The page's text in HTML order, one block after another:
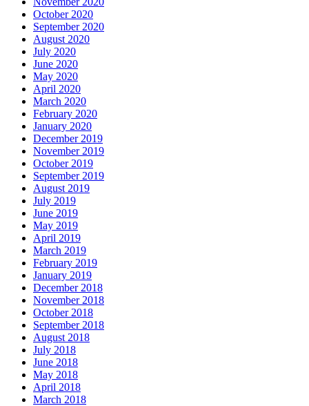
October 2020
September 2020
August 2020
July 2020
June 2020
May 2020
April 2020
March 2020
February 2020
January 2020
December 2019
November 2019
October 2019
September 2019
August 2019
July 2019
June 2019
May 2019
April 2019
March 2019
February 2019
January 2019
December 2018
November 2018
October 2018
September 2018
August 2018
July 2018
June 2018
May 2018
April 2018
March 2018